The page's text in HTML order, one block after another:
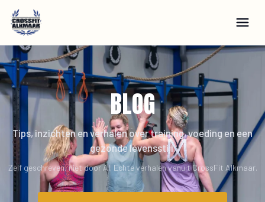
BLOG
Tips, inzichten en verhalen over training, voeding en een
gezonde levensstijl.
Zelf geschreven, niet door AI. Echte verhalen vanuit CrossFit Alkmaar.